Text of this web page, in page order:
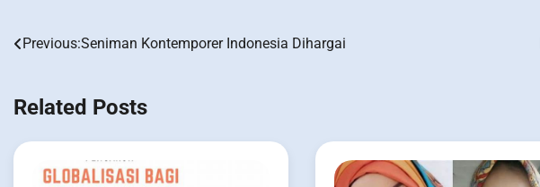
Post
Previous:Seniman Kontemporer Indonesia Dihargai
Related Posts